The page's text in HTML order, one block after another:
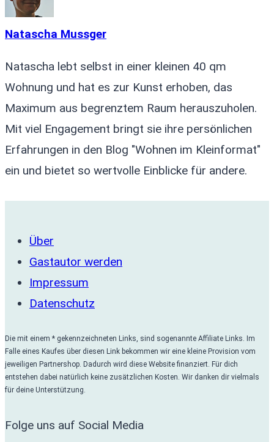
Natascha Mussger
Natascha lebt selbst in einer kleinen 40 qm
Wohnung und hat es zur Kunst erhoben, das
Maximum aus begrenztem Raum herauszuholen.
Mit viel Engagement bringt sie ihre persönlichen
Erfahrungen in den Blog "Wohnen im Kleinformat"
ein und bietet so wertvolle Einblicke für andere.
Über
Gastautor werden
Impressum
Datenschutz
Die mit einem * gekennzeichneten Links, sind sogenannte Affiliate Links. Im
Falle eines Kaufes über diesen Link bekommen wir eine kleine Provision vom
jeweiligen Partnershop. Dadurch wird diese Website finanziert. Für dich
entstehen dabei natürlich keine zusätzlichen Kosten. Wir danken dir vielmals
für deine Unterstützung.
Folge uns auf Social Media